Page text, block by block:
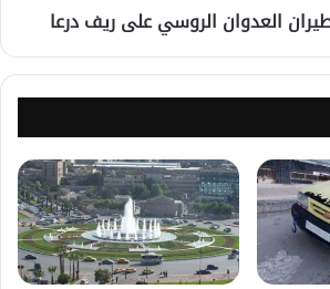
العدوان الروسي على ريف درعا